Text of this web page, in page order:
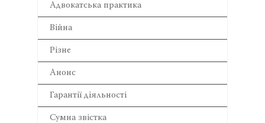
Адвокатська практика
Війна
Різне
Анонс
Гарантії діяльності
Сумна звістка